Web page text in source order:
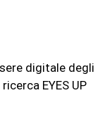
digitale degli
EYES UP